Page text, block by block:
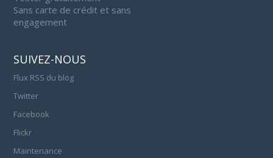
Sans carte de crédit et sans
engagement
SUIVEZ-NOUS
Flux RSS du blog
Twitter
Facebook
Flickr
Maintenance